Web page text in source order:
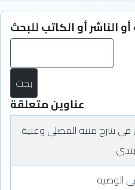
الناشر أو الكاتب للبحث
عناوين متعلقة
في شرح منية المصلي وغنية
الوصية